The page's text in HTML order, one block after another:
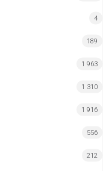
4
189
1 963
1 310
1 916
556
212